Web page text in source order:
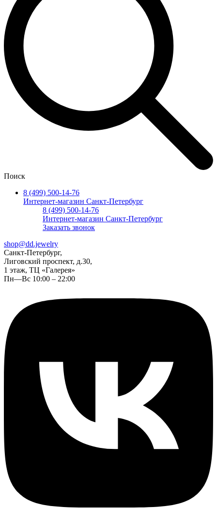
Поиск
8 (499) 500-14-76
Интернет-магазин Санкт-Петербург
8 (499) 500-14-76
Интернет-магазин Санкт-Петербург
Заказать звонок
shop@dd.jewelry
Санкт-Петербург,
Лиговский проспект, д.30,
1 этаж, ТЦ «Галерея»
Пн—Вс 10:00 – 22:00